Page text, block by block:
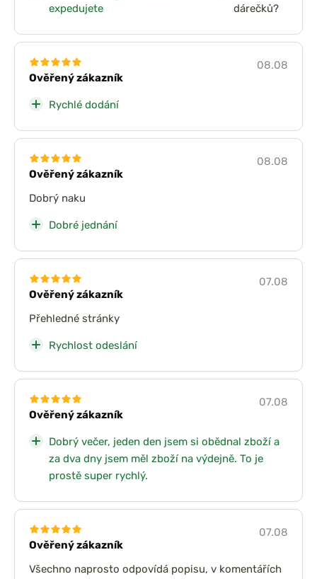
expedujete
dárečků?
Ověřený zákazník
08.08
Rychlé dodání
Ověřený zákazník
08.08
Dobrý naku
Dobré jednání
Ověřený zákazník
07.08
Přehledné stránky
Rychlost odeslání
Ověřený zákazník
07.08
Dobrý večer, jeden den jsem si obědnal zboží a
za dva dny jsem měl zboží na výdejně. To je
prostě super rychlý.
Ověřený zákazník
07.08
Všechno naprosto odpovídá popisu, v komentářích